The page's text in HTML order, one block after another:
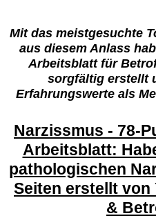
Mit das meistgesuchte
aus diesem Anlass
Arbeitsblatt für
sorgfältig erstellt
Erfahrungswerte als
Narzissmus - 78-
Arbeitsblatt:
pathologischen
Seiten erstellt von
&